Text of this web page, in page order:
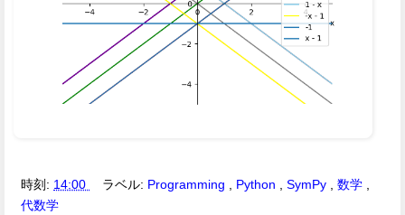
時刻: 14:00 ラベル: Programming Python ,SymPy ,数学
代数学